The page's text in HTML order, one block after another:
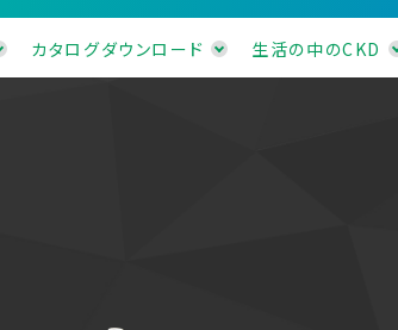
カタログダウンロード 生活の中のCKD